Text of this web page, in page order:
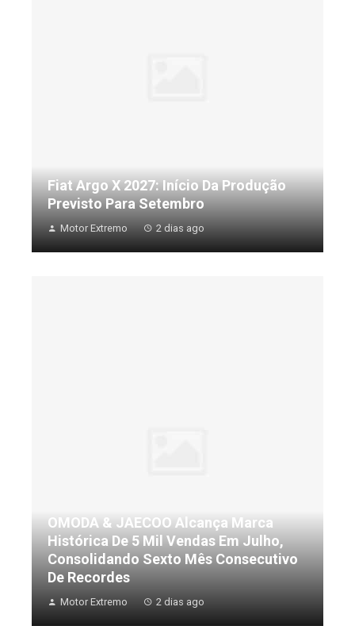
Fiat Argo X 2027: Início Da Produção
Previsto Para Setembro
Motor Extremo 2 dias ago
OMODA & JAECOO Alcança Marca
Histórica De 5 Mil Vendas Em Julho,
Consolidando Sexto Mês Consecutivo
De Recordes
Motor Extremo 2 dias ago